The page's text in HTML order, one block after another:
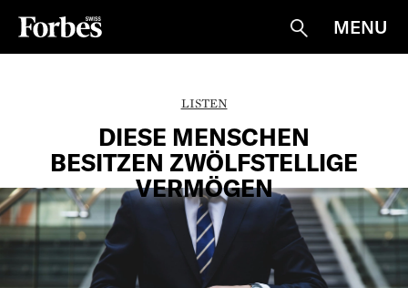
Suche
MENU
LISTEN
DIESE MENSCHEN
BESITZEN ZWÖLFSTELLIGE
VERMÖGEN